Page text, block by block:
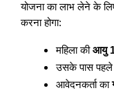
योजना का लाभ लेने के
करना होगा:
महिला कीआयु
उसके पास
आवेदनकर्ता का